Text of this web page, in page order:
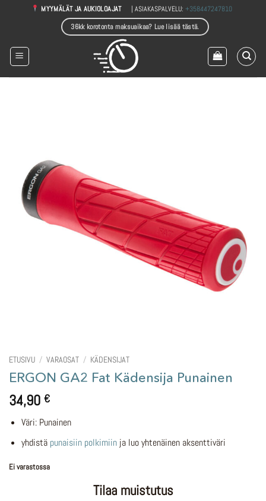
MYYMÄLÄT JA AUKIOLOAJAT | ASIAKASPALVELU:+358447247810
36kk korotonta maksuaikaa? Lue lisää tästä.
ETUSIVU / VARAOSAT / KÄDENSIJAT
ERGON GA2 Fat Kädensija Punainen
34,90 €
Väri: Punainen
yhdistä punaisiin polkimiinja luo yhtenäinen aksenttiväri
Ei varastossa
Tilaa muistutus